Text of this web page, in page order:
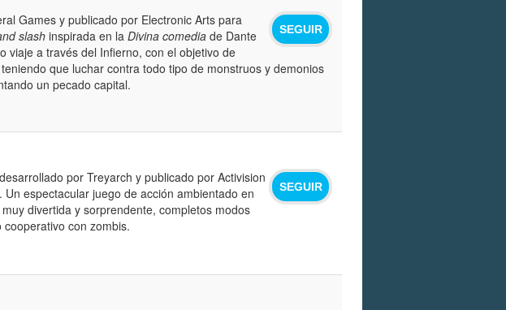
SEGUIR
Games y publicado por Electronic Arts para
slash inspirada en la Divina comedia de Dante
viaje a través del Infierno, con el objetivo de
que luchar contra todo tipo de monstruos y demonios
un pecado capital.
SEGUIR
desarrollado por Treyarch y publicado por Activision
espectacular juego de acción ambientado en
divertida y sorprendente, completos modos
con zombis.